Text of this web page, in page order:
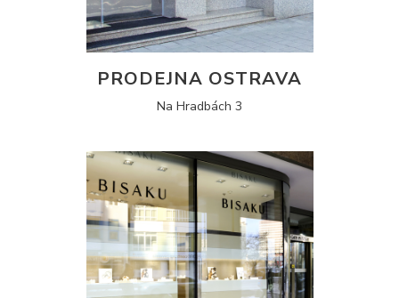
PRODEJNA OSTRAVA
Na Hradbách 3